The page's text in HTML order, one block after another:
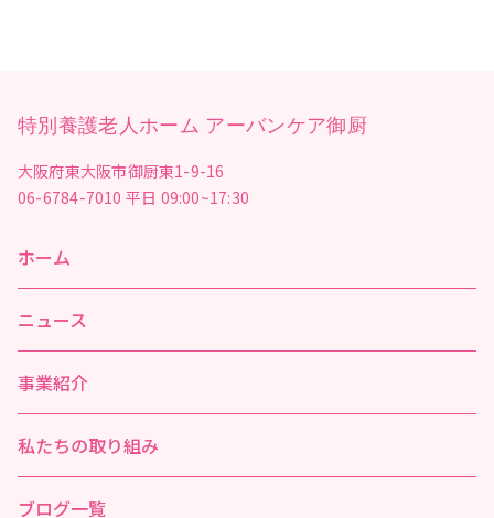
特別養護老人ホーム アーバンケア御厨
大阪府東大阪市御厨東1-9-16
06-6784-7010 平日 09:00~17:30
ホーム
ニュース
事業紹介
私たちの取り組み
ブログ一覧